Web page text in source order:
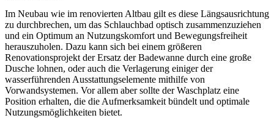
Im Neubau wie im renovierten Altbau gilt es diese Längsausrichtung
zu durchbrechen, um das Schlauchbad optisch zusammenzuziehen
und ein Optimum an Nutzungskomfort und Bewegungsfreiheit
herauszuholen. Dazu kann sich bei einem größeren
Renovationsprojekt der Ersatz der Badewanne durch eine große
Dusche lohnen, oder auch die Verlagerung einiger der
wasserführenden Ausstattungselemente mithilfe von
Vorwandsystemen. Vor allem aber sollte der Waschplatz eine
Position erhalten, die die Aufmerksamkeit bündelt und optimale
Nutzungsmöglichkeiten bietet.